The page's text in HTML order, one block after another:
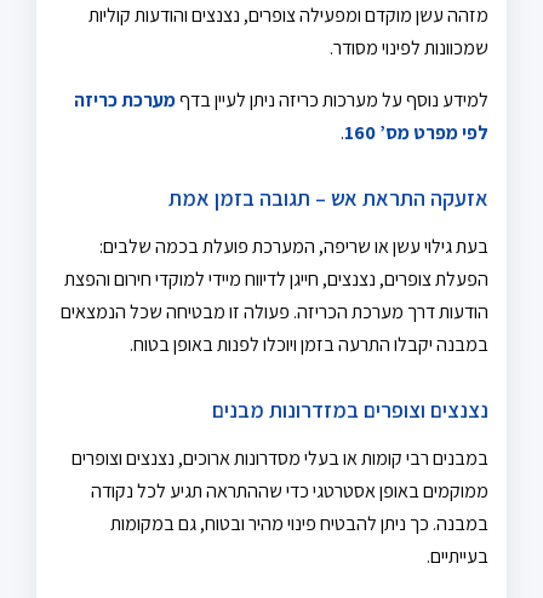
מזהה עשן מוקדם ומפעילה צופרים, נצנצים והודעות קוליות
שמכוונות לפינוי מסודר.
למידע נוסף על מערכות כריזה ניתן לעיין בדףמערכת כריזה
לפי מפרט מס’ 160
.
אזעקה התראת אש – תגובה בזמן אמת
בעת גילוי עשן או שריפה, המערכת פועלת בכמה שלבים:
הפעלת צופרים, נצנצים, חייגן לדיווח מיידי למוקדי חירום והפצת
הודעות דרך מערכת הכריזה. פעולה זו מבטיחה שכל הנמצאים
במבנה יקבלו התרעה בזמן ויוכלו לפנות באופן בטוח.
נצנצים וצופרים במזדרונות מבנים
במבנים רבי קומות או בעלי מסדרונות ארוכים, נצנצים וצופרים
ממוקמים באופן אסטרטגי כדי שההתראה תגיע לכל נקודה
במבנה. כך ניתן להבטיח פינוי מהיר ובטוח, גם במקומות
בעייתיים.